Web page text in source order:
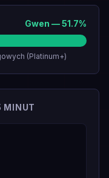
Gwen —51.7%
(Platinum+)
MINUT